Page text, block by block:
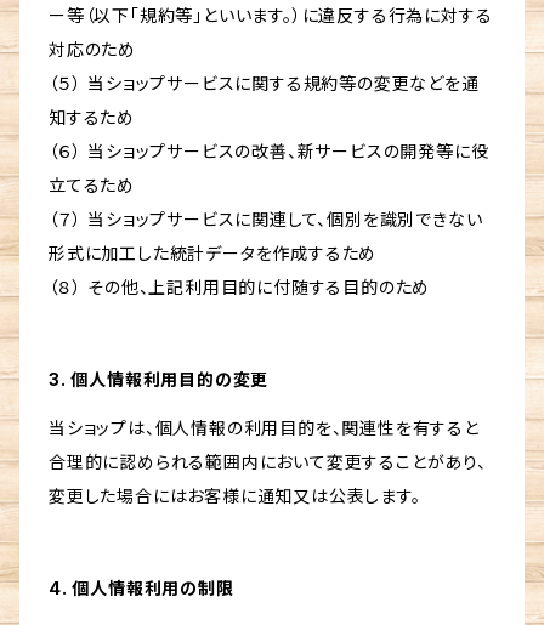
ー等（以下「規約等」といいます。）に違反する行為に対する
対応のため
（５） 当ショップサービスに関する規約等の変更などを通
知するため
（６） 当ショップサービスの改善、新サービスの開発等に役
立てるため
（７） 当ショップサービスに関連して、個別を識別できない
形式に加工した統計データを作成するため
（８） その他、上記利用目的に付随する目的のため
3. 個人情報利用目的の変更
当ショップは、個人情報の利用目的を、関連性を有すると
合理的に認められる範囲内において変更することがあり、
変更した場合にはお客様に通知又は公表します。
4. 個人情報利用の制限